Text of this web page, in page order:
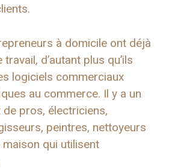
à domicile ont déjà
travail, d’autant plus qu’ils
logiciels commerciaux
au commerce. Il y a un
pros, électriciens,
peintres, nettoyeurs
qui utilisent